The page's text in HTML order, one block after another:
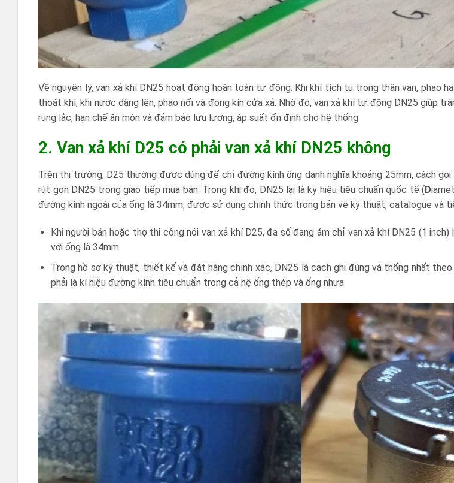
Về nguyên lý, van xả khí DN25 hoạt động hoàn toàn tự động: Khi khí tích tụ trong thân van, phao
thoát khí; khi nước dâng lên, phao nổi và đóng kín cửa xả. Nhờ đó, van xả khí tự động DN25 giúp
rung lắc, hạn chế ăn mòn và đảm bảo lưu lượng, áp suất ổn định cho hệ thống
2. Van xả khí D25 có phải van xả khí DN25 không
Trên thị trường, D25 thường được dùng để chỉ đường kính ống danh nghĩa khoảng 25mm, cách gọi
rút gọn DN25 trong giao tiếp mua bán. Trong khi đó, DN25 lại là ký hiệu tiêu chuẩn quốc tế (D
đường kính ngoài của ống là 34mm, được sử dụng chính thức trong bản vẽ kỹ thuật, catalogue và
Khi người bán hoặc thợ thi công nói van xả khí D25, đa số đang ám chỉ van xả khí DN25 (1
với ống là 34mm
Trong hồ sơ kỹ thuật, thiết kế và đặt hàng chính xác, DN25 là cách ghi đúng và thống nhất
phải là kí hiệu đường kính tiêu chuẩn trong cả hệ ống thép và ống nhựa